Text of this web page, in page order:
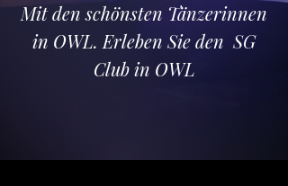
Mit den schönsten Tänzerinnen
in OWL. Erleben Sie den SG
Club in OWL